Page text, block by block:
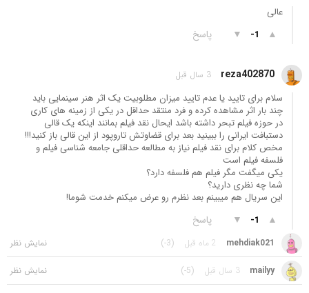
عالی
▲
-1
▼ پاسخ
reza402870 3 سال قبل
سلام برای تایید یا عدم تایید میزان مطلوبیت یک اثر هنر سینمایی باید
چند بار اثر مشاهده کرده و فرد منتقد حداقل در یکی از زمینه های کاری
در حوزه فیلم تبحر داشته باشد ایحال نقد فیلم بمانند اینکه یک قالی
دستبافت ایرانی را ببینید بعد برای قضاوتش تاروپود از این قالی باز کنید!!!
مخص کلام برای نقد فیلم نیاز به مطالعه حداقلی جامعه شناسی فیلم و
فلسفه فیلم است
یکی میگفت مگر فیلم هم فلسفه دارد؟
شما چه نظری دارید؟
این سریال هم میبینم بعد نظرم رو عرض میکنم خدمت شوما!
▲
-1
▼ پاسخ
mehdiak021 2 ماه قبل (-3)
mailyy 3 سال قبل (-5)